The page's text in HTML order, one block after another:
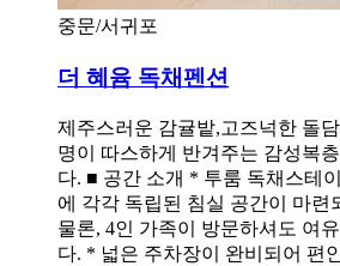
중문/서귀포
더 혜윰 독채펜션
제주스러운 감귤밭,고즈넉한 돌
명이 따스하게 반겨주는 감성복
다. ■ 공간 소개 * 투룸 독채스테
에 각각 독립된 침실 공간이 마련
물론, 4인 가족이 방문하셔도 여
다. * 넓은 주차장이 완비되어 편